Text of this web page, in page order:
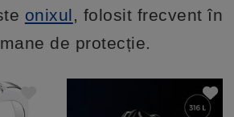
onixul, folosit frecvent în
de protecție.